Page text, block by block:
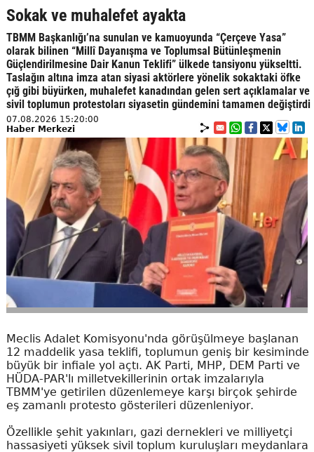
Sokak ve muhalefet ayakta
TBMM Başkanlığı’na sunulan ve kamuoyunda “Çerçeve Yasa”
olarak bilinen “Millî Dayanışma ve Toplumsal Bütünleşmenin
Güçlendirilmesine Dair Kanun Teklifi” ülkede tansiyonu yükseltti.
Taslağın altına imza atan siyasi aktörlere yönelik sokaktaki öfke
çığ gibi büyürken, muhalefet kanadından gelen sert açıklamalar ve
sivil toplumun protestoları siyasetin gündemini tamamen değiştirdi
07.08.2026 15:20:00
Haber Merkezi
Meclis Adalet Komisyonu'nda görüşülmeye başlanan
12 maddelik yasa teklifi, toplumun geniş bir kesiminde
büyük bir infiale yol açtı. AK Parti, MHP, DEM Parti ve
HÜDA-PAR'lı milletvekillerinin ortak imzalarıyla
TBMM'ye getirilen düzenlemeye karşı birçok şehirde
eş zamanlı protesto gösterileri düzenleniyor.
Özellikle şehit yakınları, gazi dernekleri ve milliyetçi
hassasiyeti yüksek sivil toplum kuruluşları meydanlara